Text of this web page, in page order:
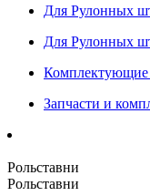
Для Рулонных
Для Рулонных
Комплектующие
Запчасти и
Рольставни
Рольставни